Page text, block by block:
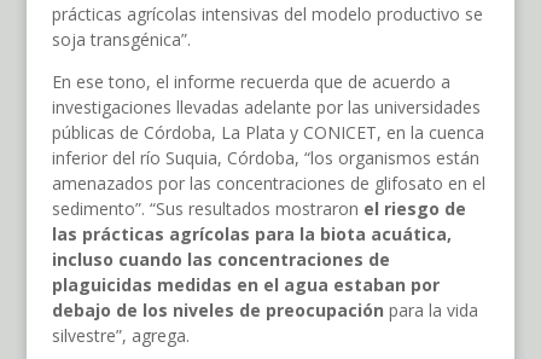
prácticas agrícolas intensivas del modelo productivo se
soja transgénica”.
En ese tono, el informe recuerda que de acuerdo a
investigaciones llevadas adelante por las universidades
públicas de Córdoba, La Plata y CONICET, en la cuenca
inferior del río Suquia, Córdoba, “los organismos están
amenazados por las concentraciones de glifosato en el
sedimento”. “Sus resultados mostraron el riesgo de
las prácticas agrícolas para la biota acuática,
incluso cuando las concentraciones de
plaguicidas medidas en el agua estaban por
debajo de los niveles de preocupación para la vida
silvestre”, agrega.